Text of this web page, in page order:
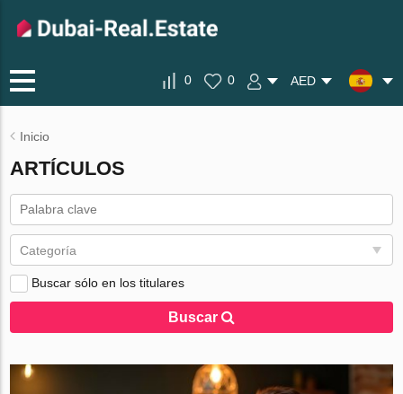
0 0 AED
Inicio
ARTÍCULOS
Categoría
Buscar
Buscar sólo en los titulares